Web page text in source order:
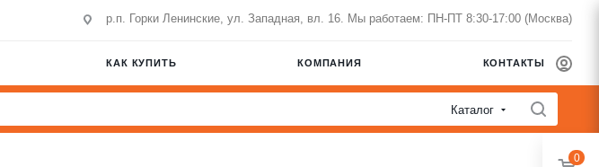
р.п. Горки Ленинские, ул. Западная, вл. 16. Мы работаем: ПН-ПТ 8:30-17:00 (Москва)
КАК КУПИТЬ КОМПАНИЯ КОНТАКТЫ
Каталог
0